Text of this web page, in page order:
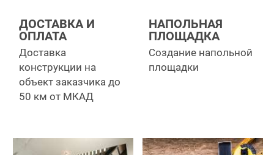
ДОСТАВКА И
ОПЛАТА
Доставка
конструкции на
объект заказчика до
50 км от МКАД
НАПОЛЬНАЯ
ПЛОЩАДКА
Создание напольной
площадки